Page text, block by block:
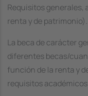
Requisitos generales,
renta y de patrimonio).
La beca de carácter
diferentes becas/
función de la renta y
requisitos